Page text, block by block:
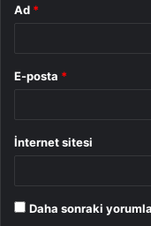
Ad *
E-posta *
İnternet sitesi
Daha sonraki